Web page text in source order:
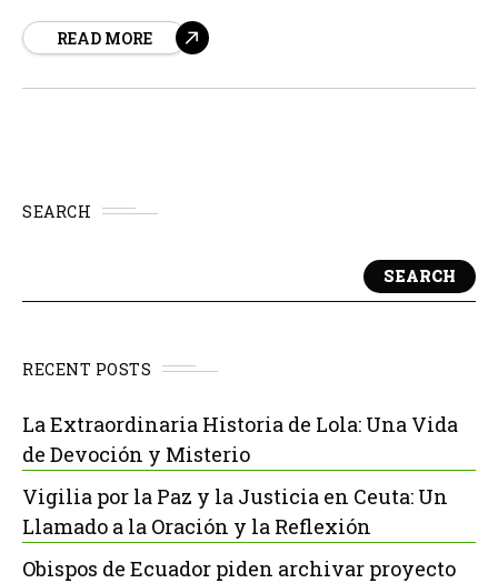
Corán y la miel". Esta pequeña población ha logrado
READ MORE
SEARCH
SEARCH
RECENT POSTS
La Extraordinaria Historia de Lola: Una Vida
de Devoción y Misterio
Vigilia por la Paz y la Justicia en Ceuta: Un
Llamado a la Oración y la Reflexión
Obispos de Ecuador piden archivar proyecto